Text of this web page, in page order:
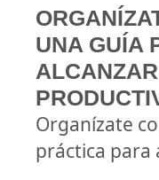
UNA GUÍA
Organízate
práctica para